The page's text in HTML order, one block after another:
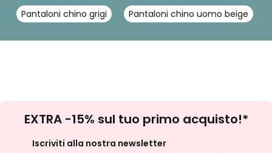
Pantaloni chino grigi Pantaloni chino uomo beige
newsletter
EXTRA -15% sul tuo primo acquisto!*
Iscriviti alla nostra newsletter